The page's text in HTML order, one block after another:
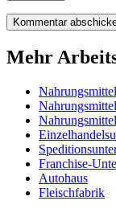
Mehr
Franchise-
Autohaus
Fleischfabrik